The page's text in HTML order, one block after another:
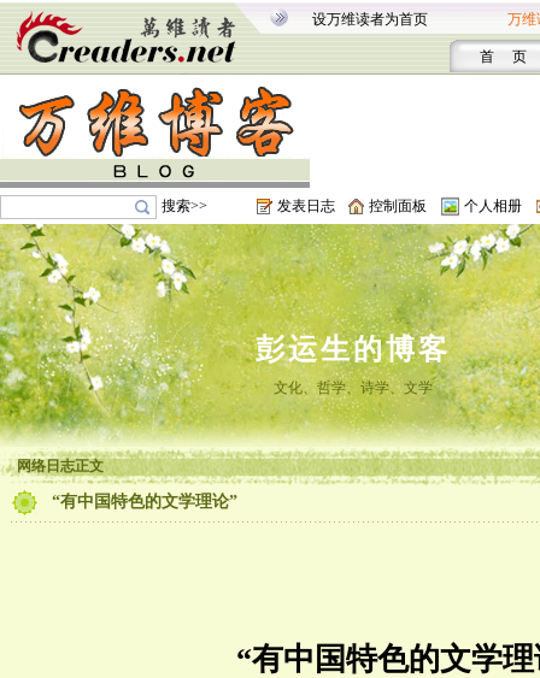
设万维读者为首页 万维
首 页
搜索>> 发表日志 控制面板 个人相册
彭运生的博客
文化、哲学、诗学、文学
网络日志正文
“有中国特色的文学理论”
“有中国特色的文学理